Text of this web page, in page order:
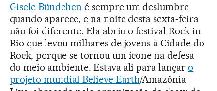
Gisele Bündchen é sempre um deslumbre
quando aparece, e na noite desta sexta-feira
não foi diferente. Ela abriu o festival Rock in
Rio que levou milhares de jovens à Cidade do
Rock, porque se tornou um ícone na defesa
do meio ambiente. Estava ali para lançaro
projeto mundial Believe Earth/Amazônia